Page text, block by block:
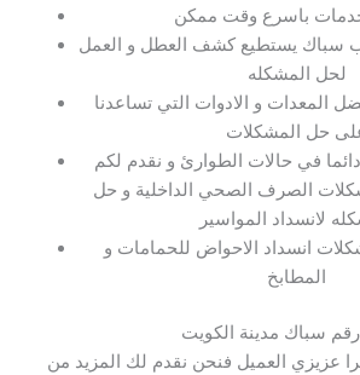
باسرع وقت ممكن
سباك يستطيع كشف العطل و العمل
لحل المشكله
المعدات و الادوات التي تساعدنا
حل المشكلات
دائما في حالات الطوارئ و نقدم لكم
الصرف الصحي الداخلية و حل
لانسداد المواسير
انسداد الاحواض للحمامات و
المطابخ
رقم سباك مدينة الكويت
عزيزي العميل فنحن نقدم لك المزيد من